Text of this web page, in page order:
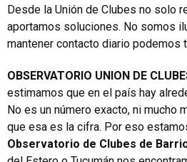
Desde la Unión de Clubes no solo
aportamos soluciones. No somos
mantener contacto diario podemos
OBSERVATORIO UNION DE
estimamos que en el país hay
No es un número exacto, ni mucho
que esa es la cifra. Por eso
Observatorio de Clubes de